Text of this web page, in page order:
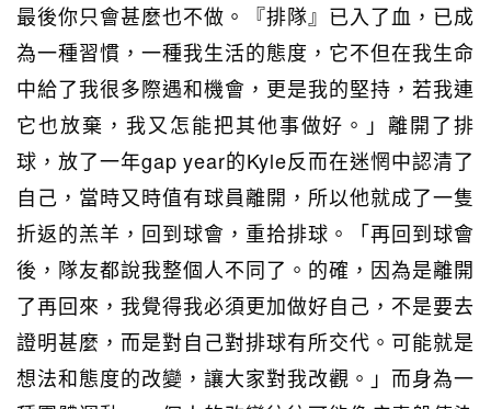
最後你只會甚麼也不做。『排隊』已入了血，已成
為一種習慣，一種我生活的態度，它不但在我生命
中給了我很多際遇和機會，更是我的堅持，若我連
它也放棄，我又怎能把其他事做好。」離開了排
球，放了一年gap year的Kyle反而在迷惘中認清了
自己，當時又時值有球員離開，所以他就成了一隻
折返的羔羊，回到球會，重拾排球。「再回到球會
後，隊友都說我整個人不同了。的確，因為是離開
了再回來，我覺得我必須更加做好自己，不是要去
證明甚麼，而是對自己對排球有所交代。可能就是
想法和態度的改變，讓大家對我改觀。」而身為一